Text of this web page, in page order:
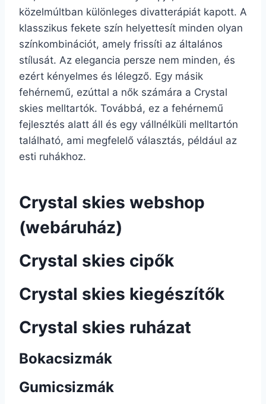
közelmúltban különleges divatterápiát kapott. A
klasszikus fekete szín helyettesít minden olyan
színkombinációt, amely frissíti az általános
stílusát. Az elegancia persze nem minden, és
ezért kényelmes és lélegző. Egy másik
fehérnemű, ezúttal a nők számára a Crystal
skies melltartók. Továbbá, ez a fehérnemű
fejlesztés alatt áll és egy vállnélküli melltartón
található, ami megfelelő választás, például az
esti ruhákhoz.
Crystal skies webshop
(webáruház)
Crystal skies cipők
Crystal skies kiegészítők
Crystal skies ruházat
Bokacsizmák
Gumicsizmák